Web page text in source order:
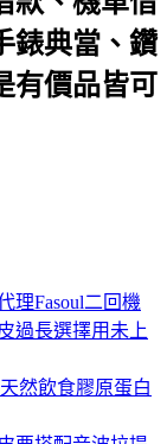
錶典當、鑽
有價品皆可
理Fasoul二回機
過長選擇用未上
然飲食膠原蛋白